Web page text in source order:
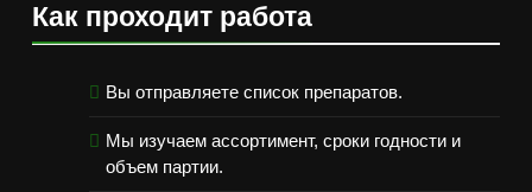
Как проходит работа
Вы отправляете список препаратов.
Мы изучаем ассортимент, сроки годности и
объем партии.